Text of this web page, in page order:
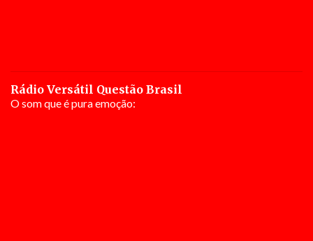
Rádio Versátil Questão Brasil
O som que é pura emoção: